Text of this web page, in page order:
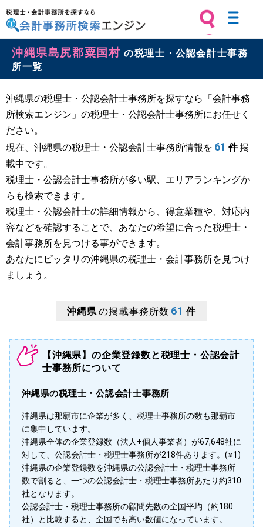
税理士・会計事務所を探すなら 会計
事務所検索エンジン
沖縄県島尻郡粟国村 の税理士・公認会計士事務
所一覧
沖縄県の税理士・公認会計士事務所を探すなら「会計事務
所検索エンジン」の税理士・公認会計士事務所にお任せく
ださい。
現在、沖縄県の税理士・公認会計士事務所情報を 61 件掲
載中です。
税理士・公認会計士事務所が多い駅、エリアランキングか
らも検索できます。
税理士・公認会計士の詳細情報から、得意業種や、対応内
容などを確認することで、あなたの希望に合った税理士・
会計事務所を見つける事ができます。
あなたにピッタリの沖縄県の税理士・会計事務所を見つけ
ましょう。
沖縄県の掲載事務所数 61 件
【沖縄県】の企業登録数と税理士・公認会計
士事務所について
沖縄県の税理士・公認会計士事務所
沖縄県は那覇市に企業が多く、税理士事務所の数も那覇市
に集中しています。
沖縄県全体の企業登録数（法人+個人事業者）が67,648社に
対して、公認会計士・税理士事務所が218件あります。(※1)
沖縄県の企業登録数を沖縄県の公認会計士・税理士事務所
数で割ると、一つの公認会計士・税理士事務所あたり約310
社となります。
公認会計士・税理士事務所の顧問先数の全国平均（約180
社）と比較すると、全国でも高い数値になっています。